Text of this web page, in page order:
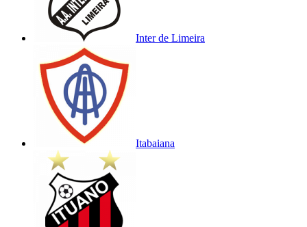
Inter de Limeira
Itabaiana